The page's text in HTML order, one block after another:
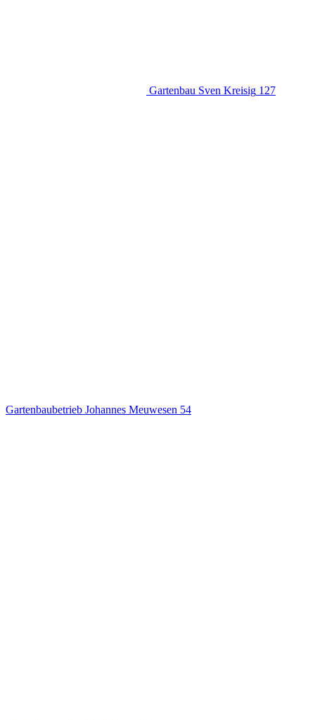
Gartenbau Sven Kreisig 127
Gartenbaubetrieb Johannes Meuwesen 54